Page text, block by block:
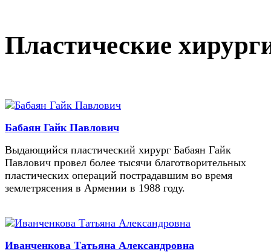
Пластические
Бабаян Гайк Павлович
Выдающийся пластический хирург Бабаян Гайк
Павлович провел более тысячи благотворительных
пластических операций пострадавшим во время
землетрясения в Армении в 1988 году.
Иванченкова Татьяна Александровна